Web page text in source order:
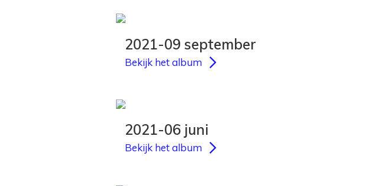
2021-09 september
Bekijk het album
2021-06 juni
Bekijk het album